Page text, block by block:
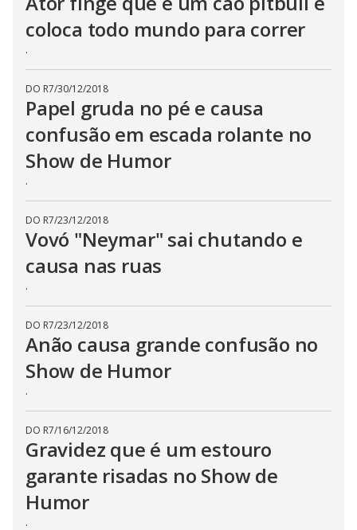
coloca todo mundo para correr
.
DO R7/30/12/2018
Papel gruda no pé e causa
confusão em escada rolante no
Show de Humor
.
DO R7/23/12/2018
Vovó "Neymar" sai chutando e
causa nas ruas
.
DO R7/23/12/2018
Anão causa grande confusão no
Show de Humor
.
DO R7/16/12/2018
Gravidez que é um estouro
garante risadas no Show de
Humor
.